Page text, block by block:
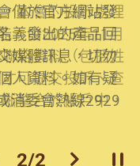
僅於官方網站發
義發出的產品回
媒體訊息，切勿
人資料。如有疑
消委會熱線2929
本會的投訴處理
。由2025年11月
絡資料（包括姓
可提交投訴、查
整合於帳戶中，
上一個
2/2 下一個